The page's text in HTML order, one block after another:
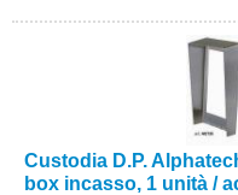
Custodia D.P.
box incasso, 1 unità /